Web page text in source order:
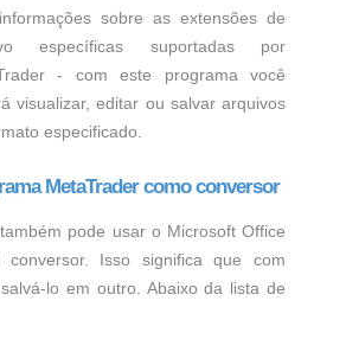
sobre as extensões de
específicas suportadas por
- com este programa você
visualizar, editar ou salvar arquivos
especificado.
MetaTrader como conversor
pode usar o Microsoft Office
conversor. Isso significa que com
lo em outro. Abaixo da lista de